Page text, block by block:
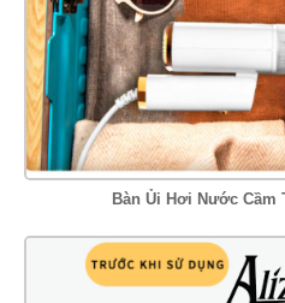
Bàn Ủi Hơi Nước Cầm